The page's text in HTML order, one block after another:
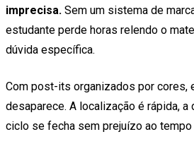
imprecisa. Sem um sistema de
estudante perde horas relendo o
dúvida específica.
Com post-its organizados por cores,
desaparece. A localização é rápida, a
ciclo se fecha sem prejuízo ao